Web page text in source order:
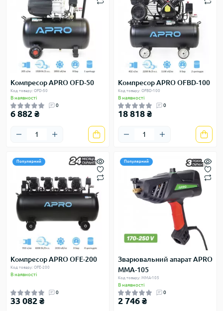
Компресор APRO OFD-50
Код товару: OFD-50
В наявності
0
6 882 ₴
Компресор APRO OFBD-100
Код товару: OFBD-100
В наявності
0
18 818 ₴
Популярний
Компресор APRO OFE-200
Код товару: OFE-200
В наявності
0
33 082 ₴
Популярний
Зварювальний апарат APRO
MMA-105
Код товару: MMA-105
В наявності
0
2 746 ₴